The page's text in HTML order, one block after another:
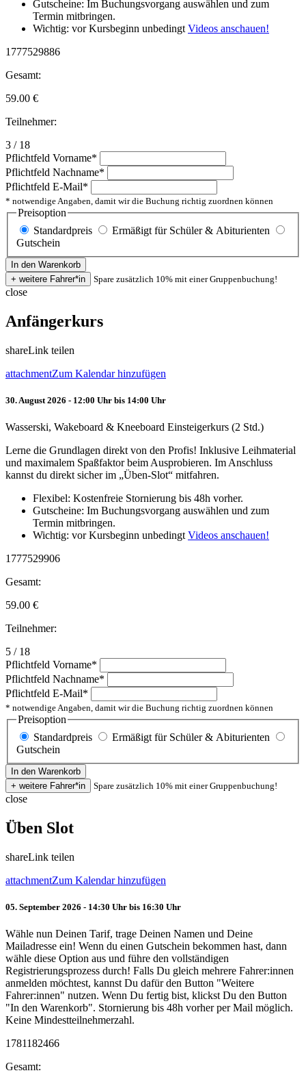
Gutscheine: Im Buchungsvorgang auswählen und zum
Termin mitbringen.
Wichtig: vor Kursbeginn unbedingtVideos anschauen!
1777529886
Gesamt:
59.00 €
Teilnehmer:
3 / 18
Pflichtfeld Vorname*
Pflichtfeld Nachname*
Pflichtfeld E-Mail*
* notwendige Angaben, damit wir die Buchung richtig zuordnen können
Preisoption
Standardpreis
Ermäßigt für Schüler & Abiturienten
Gutschein
Spare zusätzlich 10% mit einer Gruppenbuchung!
close
Anfängerkurs
shareLink teilen
attachmentZum Kalendar hinzufügen
30. August 2026 - 12:00 Uhr bis 14:00 Uhr
Wasserski, Wakeboard & Kneeboard Einsteigerkurs (2 Std.)
Lerne die Grundlagen direkt von den Profis! Inklusive Leihmaterial
und maximalem Spaßfaktor beim Ausprobieren. Im Anschluss
kannst du direkt sicher im „Üben-Slot“ mitfahren.
Flexibel: Kostenfreie Stornierung bis 48h vorher.
Gutscheine: Im Buchungsvorgang auswählen und zum
Termin mitbringen.
Wichtig: vor Kursbeginn unbedingt Videos anschauen!
1777529906
Gesamt:
59.00 €
Teilnehmer:
5 / 18
Pflichtfeld Vorname*
Pflichtfeld Nachname*
Pflichtfeld E-Mail*
* notwendige Angaben, damit wir die Buchung richtig zuordnen können
Preisoption
Standardpreis
Ermäßigt für Schüler & Abiturienten
Gutschein
Spare zusätzlich 10% mit einer Gruppenbuchung!
close
Üben Slot
shareLink teilen
attachmentZum Kalendar hinzufügen
05. September 2026 - 14:30 Uhr bis 16:30 Uhr
Wähle nun Deinen Tarif, trage Deinen Namen und Deine
Mailadresse ein! Wenn du einen Gutschein bekommen hast, dann
wähle diese Option aus und führe den vollständigen
Registrierungsprozess durch! Falls Du gleich mehrere Fahrer:innen
anmelden möchtest, kannst Du dafür den Button "Weitere
Fahrer:innen" nutzen. Wenn Du fertig bist, klickst Du den Button
"In den Warenkorb". Stornierung bis 48h vorher per Mail möglich.
Keine Mindestteilnehmerzahl.
1781182466
Gesamt: